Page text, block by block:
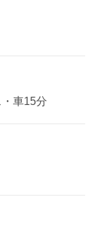
車15分